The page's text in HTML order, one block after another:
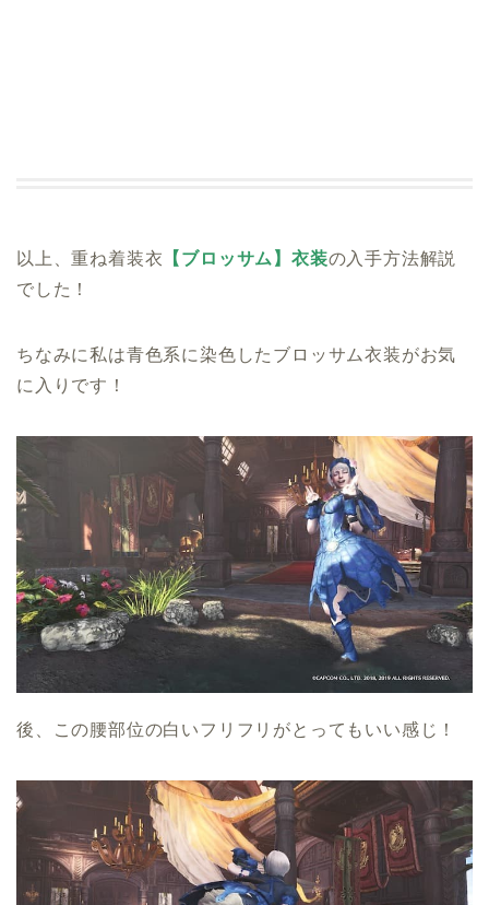
以上、重ね着装衣 【ブロッサム】衣装の入手方法解説
でした！
ちなみに私は青色系に染色したブロッサム衣装がお気
に入りです！
後、この腰部位の白いフリフリがとってもいい感じ！